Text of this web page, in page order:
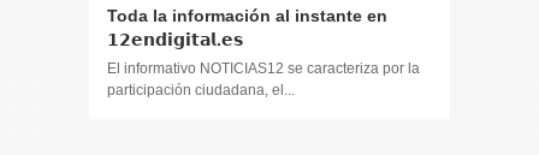
Toda la información al instante en
𝟭𝟮𝗲𝗻𝗱𝗶𝗴𝗶𝘁𝗮𝗹.𝗲𝘀
El informativo NOTICIAS12 se caracteriza por la
participación ciudadana, el...